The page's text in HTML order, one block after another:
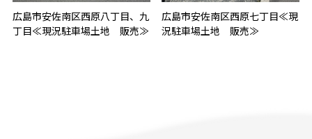
広島市安佐南区西原八丁目、九
丁目≪現況駐車場土地 販売≫
広島市安佐南区西原七丁目≪現
況駐車場土地 販売≫